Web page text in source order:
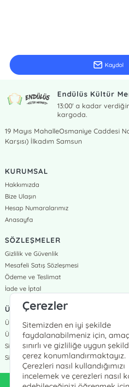
Kaydol
Endülüs Kültür
13:00' a kadar
kargoda.
19 Mayıs MahalleOsmaniye Caddesi
Karşısı) İlkadım Samsun
KURUMSAL
Hakkımızda
Bize Ulaşın
Hesap Numaralarımız
Anasayfa
SÖZLEŞMELER
Gizlilik ve Güvenlik
Mesafeli Satış Sözleşmesi
Ödeme ve Teslimat
İade ve İptal
ÜYELİK VE SİPARİŞ
Üye Girişi
Üye Ol
Sipariş Takip
Siparişlerim
Çerezler
Sitemizden en iyi şekilde
faydalanabilmeniz için,
sınırlı ve gizliliğe uygun
çerez konumlandırmaktayız.
Çerezleri nasıl kullandığımızı
incelemek ve çerezleri nasıl